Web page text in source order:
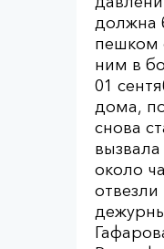
должна
пешком
ним в
01
дома,
снова
около